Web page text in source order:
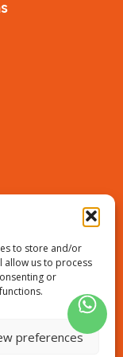
to store and/or
allow us to process
or
preferences